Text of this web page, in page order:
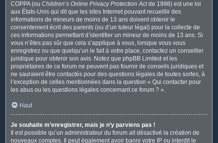
COPPA (ou Children’s Online Privacy Protection Actde 1998) est une loi
aux États-Unis qui dit que les sites Internet pouvant recueillir des
informations de mineurs de moins de 13 ans doivent obtenir le
consentement écrit des parents (ou d’un tuteur légal) pour la collecte de
ces informations permettant d’identifier un mineur de moins de 13 ans. Si
vous n’êtes pas sûr que cela s’applique à vous, lorsque vous vous
enregistrez ou que quelqu’un le fait à votre place, contactez un conseiller
juridique pour obtenir son avis. Notez que phpBB Limited et les
propriétaires de ce forum ne peuvent pas fournir de conseils juridiques et
ne sauraient être contactés pour des questions légales de toutes sortes, à
l’exception de celles mentionnées dans la question « Qui contacter pour
les abus ou les questions légales concernant ce forum ? ».
Haut
Je souhaite m’enregistrer, mais je n’y parviens pas !
Il est possible qu’un administrateur du forum ait désactivé la création de
nouveaux comptes. Il peut également avoir banni votre IP ou interdit le